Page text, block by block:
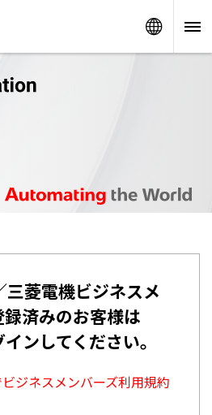
三菱電機ビジネスメ
済みのお客様は
ンしてください。
ジネスメンバーズ利用規約